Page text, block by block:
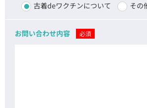
古着deワクチンについて その
お問い合わせ内容 必須